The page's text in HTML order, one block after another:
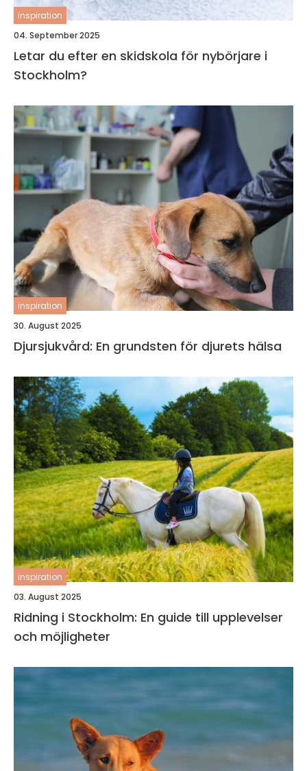
inspiration
04. September 2025
Letar du efter en skidskola för nybörjare i
Stockholm?
inspiration
30. August 2025
Djursjukvård: En grundsten för djurets hälsa
inspiration
03. August 2025
Ridning i Stockholm: En guide till upplevelser
och möjligheter